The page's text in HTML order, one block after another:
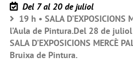
Del 7 al 20 de juliol
19 h • SALA D’EXPOSICIONS
l’Aula de Pintura.Del 28 de
SALA D’EXPOSICIONS MERCÈ
Bruixa de Pintura.